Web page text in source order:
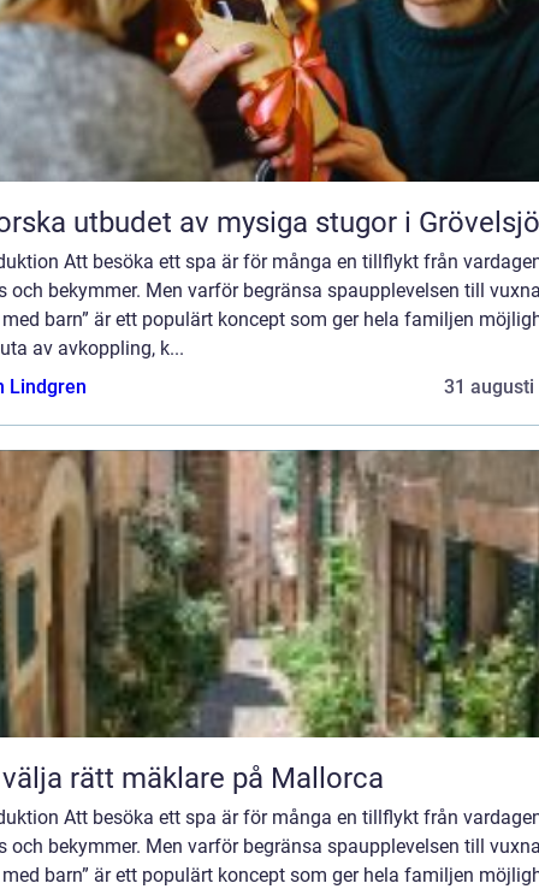
utbudet av mysiga stugor i
Att besöka ett spa är för många en tillflykt från
och bekymmer. Men varför begränsa spaupplevelsen till
med barn” är ett populärt koncept som ger hela familjen
av avkoppling, k...
Lindgren
31 augusti
rätt mäklare på Mallorca
Att besöka ett spa är för många en tillflykt från
och bekymmer. Men varför begränsa spaupplevelsen till
med barn” är ett populärt koncept som ger hela familjen